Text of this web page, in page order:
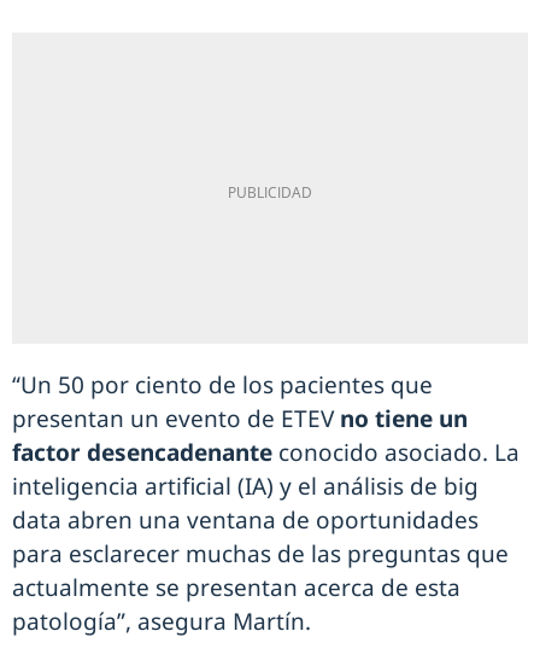
“Un 50 por ciento de los pacientes que
presentan un evento de ETEVno tiene un
factor desencadenante conocido asociado. La
inteligencia artificial (IA) y el análisis de big
data abren una ventana de oportunidades
para esclarecer muchas de las preguntas que
actualmente se presentan acerca de esta
patología”, asegura Martín.